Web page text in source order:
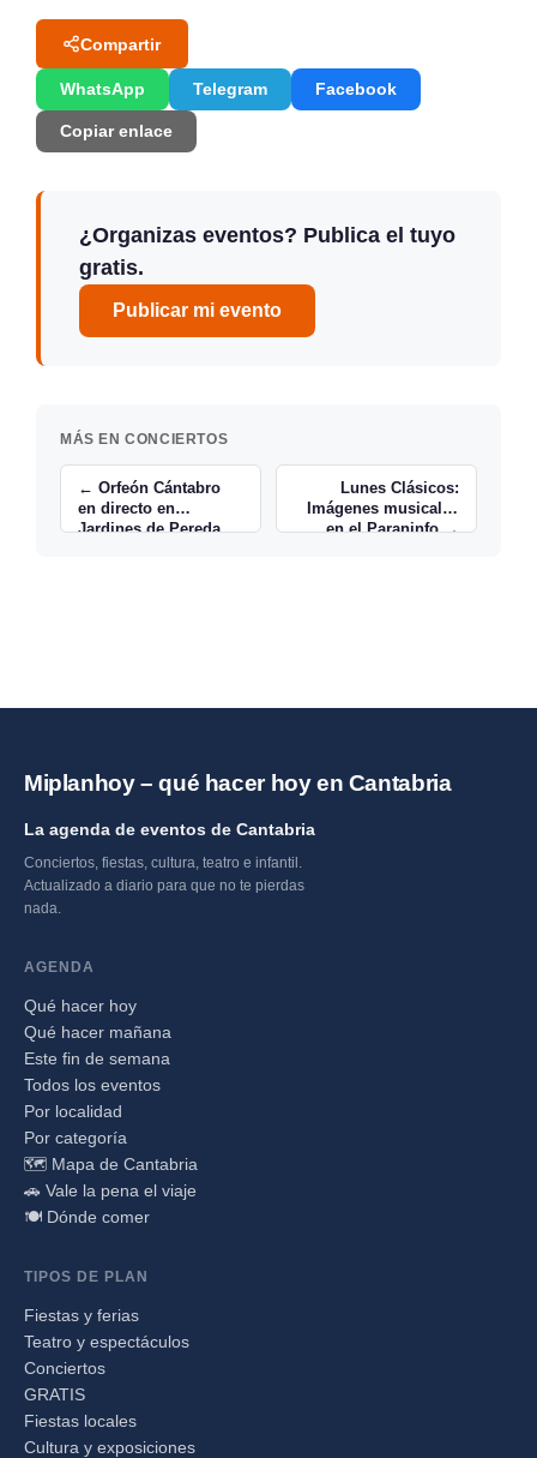
Compartir
WhatsApp Telegram Facebook
Copiar enlace
¿Organizas eventos? Publica el tuyo
gratis.
Publicar mi evento
MÁS EN CONCIERTOS
← Orfeón Cántabro
en directo en
Jardines de Pereda
Lunes Clásicos:
Imágenes musicales
en el Paraninfo →
Miplanhoy – qué hacer hoy en Cantabria
La agenda de eventos de Cantabria
Conciertos, fiestas, cultura, teatro e infantil.
Actualizado a diario para que no te pierdas
nada.
AGENDA
Qué hacer hoy
Qué hacer mañana
Este fin de semana
Todos los eventos
Por localidad
Por categoría
🗺️ Mapa de Cantabria
🚗 Vale la pena el viaje
🍽️ Dónde comer
TIPOS DE PLAN
Fiestas y ferias
Teatro y espectáculos
Conciertos
GRATIS
Fiestas locales
Cultura y exposiciones